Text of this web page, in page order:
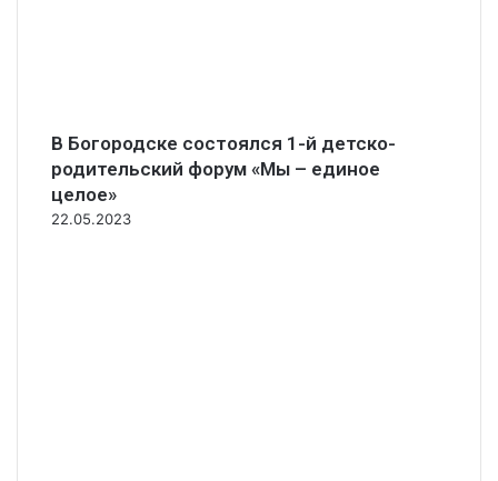
В Богородске состоялся 1-й детско-
родительский форум «Мы – единое
целое»
22.05.2023